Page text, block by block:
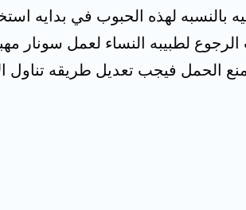
لهذه الحبوب في بدايه
لطبيبه النساء لعمل سونار
فيجب تعديل طريقه تناول